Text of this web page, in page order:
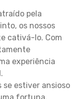
pela
os nossos
cativá-lo. Com
experiência
se estiver ansioso